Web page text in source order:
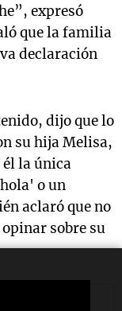
expresó
que la familia
declaración
dijo que lo
su hija Melisa,
él la única
o un
aclaró que no
sobre su